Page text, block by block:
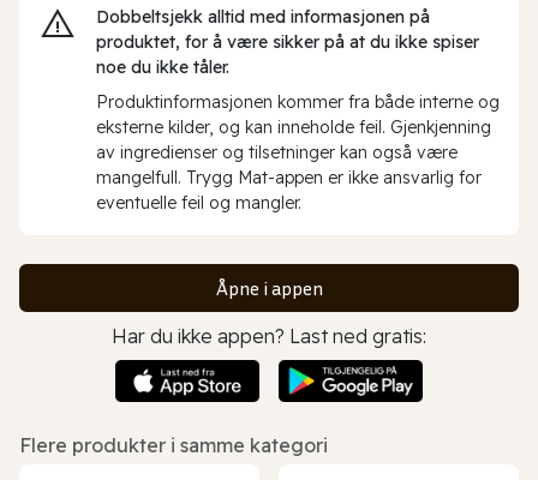
Dobbeltsjekk alltid med informasjonen på
produktet, for å være sikker på at du ikke spiser
noe du ikke tåler.
Produktinformasjonen kommer fra både interne og
eksterne kilder, og kan inneholde feil. Gjenkjenning
av ingredienser og tilsetninger kan også være
mangelfull. Trygg Mat-appen er ikke ansvarlig for
eventuelle feil og mangler.
Åpne i appen
Har du ikke appen? Last ned gratis:
Flere produkter i samme kategori